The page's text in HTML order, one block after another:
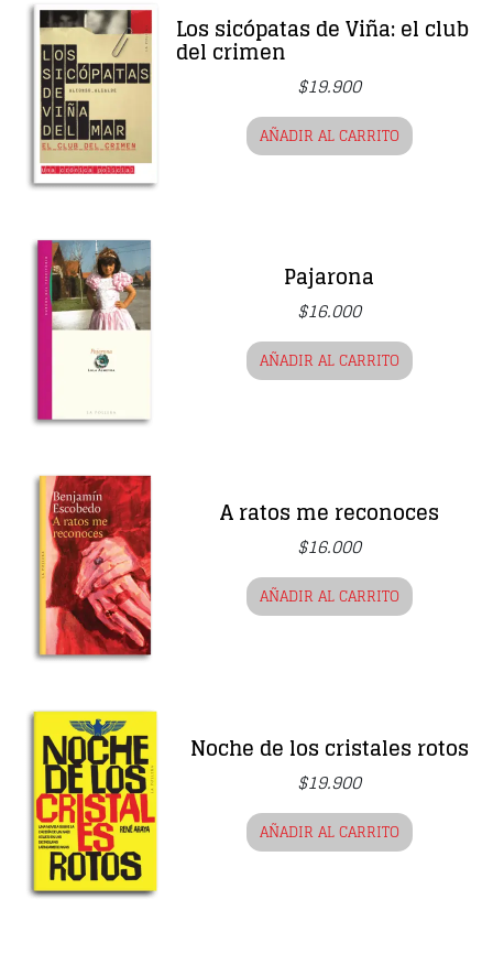
Los sicópatas de Viña: el club
del crimen
$19.900
AÑADIR AL CARRITO
Pajarona
$16.000
AÑADIR AL CARRITO
A ratos me reconoces
$16.000
AÑADIR AL CARRITO
Noche de los cristales rotos
$19.900
AÑADIR AL CARRITO